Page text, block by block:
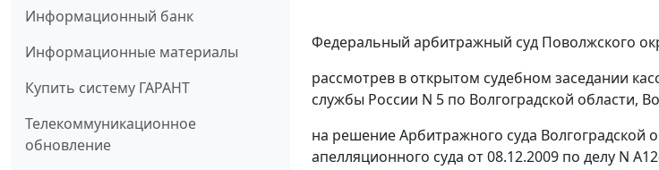
Информационный банк
Информационные материалы
Купить систему ГАРАНТ
Телекоммуникационное
обновление
Федеральный арбитражный суд Поволжского
рассмотрев в открытом судебном заседании
службы России N 5 по Волгоградской области,
на решение Арбитражного суда Волгоградской
апелляционного суда от 08.12.2009 по делу N